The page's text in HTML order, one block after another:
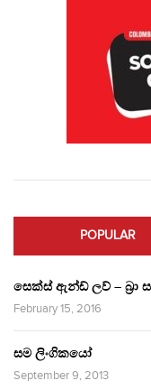
POPULAR
සෙක්ස් ඇන්ඩ් ලව් – බ්‍රා
February 15, 2016
සම ලිංගිකයෝ
September 9, 2013